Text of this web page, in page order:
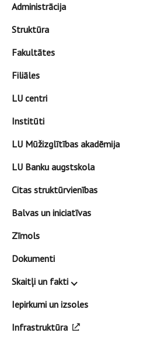
Administrācija
Struktūra
Fakultātes
Filiāles
LU centri
Institūti
LU Mūžizglītības akadēmija
LU Banku augstskola
Citas struktūrvienības
Balvas un iniciatīvas
Zīmols
Dokumenti
Skaitļi un fakti
Iepirkumi un izsoles
Infrastruktūra